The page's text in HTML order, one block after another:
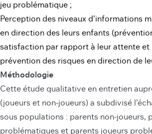
jeu problématique ;
Perception des niveaux d’informations
en direction des leurs enfants
satisfaction par rapport à leur attente et
prévention des risques en direction de
Méthodologie
Cette étude qualitative en entretien
(joueurs et non-joueurs) a subdivisé
sous populations : parents non-joueurs,
problématiques et parents joueurs